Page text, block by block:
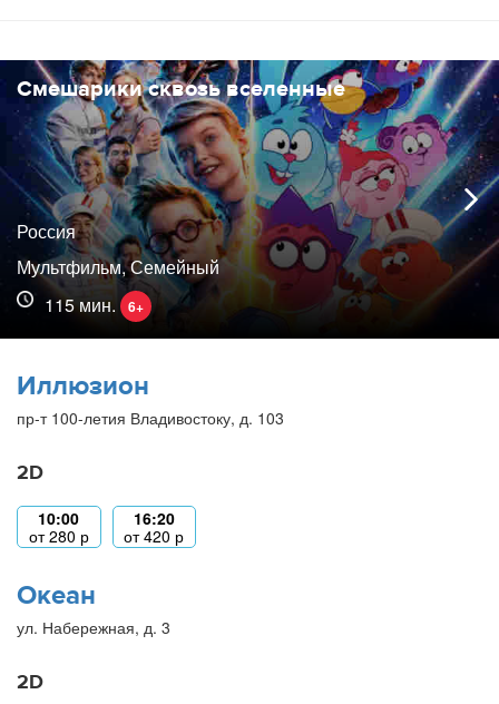
Смешарики сквозь вселенные
Россия
Мультфильм, Семейный
115 мин.
6+
Иллюзион
пр-т 100-летия Владивостоку, д. 103
2D
10:00
от280 р
16:20
от420 р
Океан
ул. Набережная, д. 3
2D